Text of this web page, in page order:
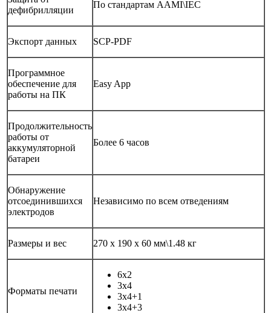
дефибрилляции
По стандартам AAMI\IEC
Экспорт данных SCP-PDF
Программное
обеспечение для
работы на ПК
Easy App
Продолжительность
работы от
аккумуляторной
батареи
Более 6 часов
Обнаружение
отсоединившихся
электродов
Независимо по всем отведениям
Размеры и вес 270 х 190 х 60 мм\1.48 кг
Форматы печати
6х2
3х4
3х4+1
3х4+3